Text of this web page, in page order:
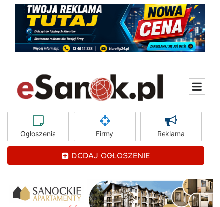
Ogłoszenia Firmy Reklama
DODAJ OGŁOSZENIE